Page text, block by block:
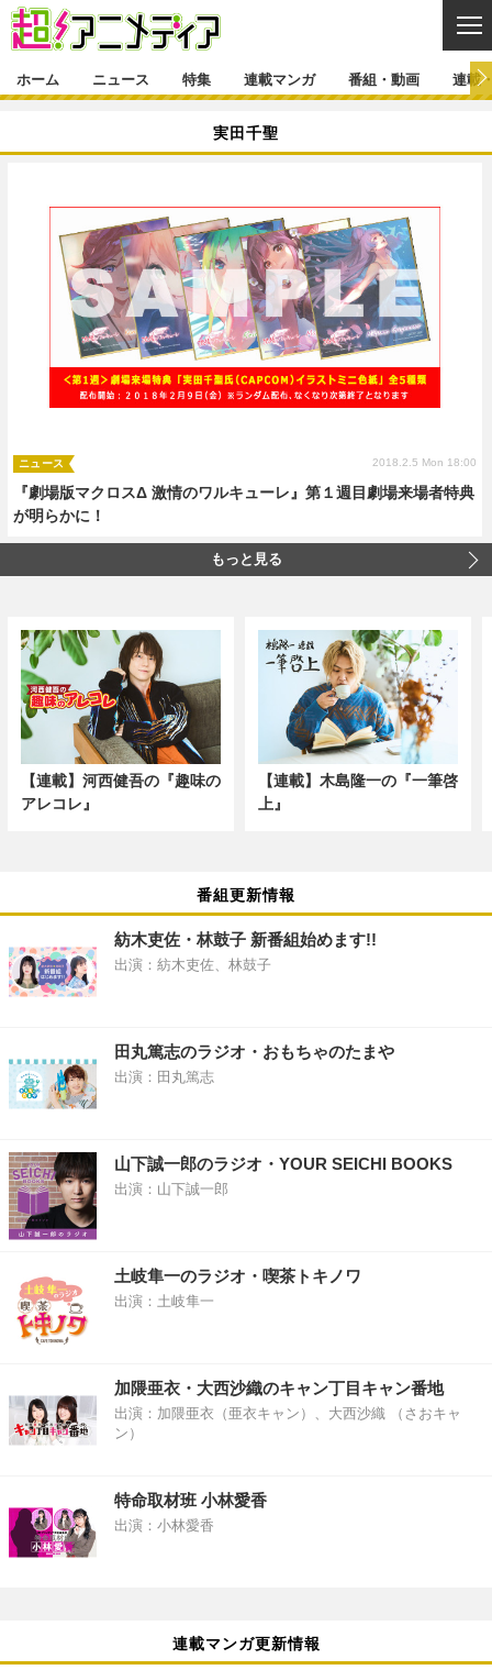
ゲーム・アプリ マンガ
映画 音楽
グッズ イベント
声優 コスプレ
舞台 新帝スタ
特集一覧 カバー
インタビュー レポート
ラキりす
連載マンガ一覧 連載一覧
番組・動画
番組・動画一覧 ラジオ
動画
連載・ブログ
連載・ブログ一覧 コラム
編集部ブログ・お知らせ
ホーム ニュース 特集 連載マンガ 番組・動画 連載
実田千聖
『劇場版マクロスΔ 激情のワルキューレ』第１週目劇場来場者特典
が明らかに！
ニュース 2018.2.5 Mon 18:00
もっと見る
【連載】河西健吾の『趣味の
アレコレ』
【連載】木島隆一の『一筆啓
上』
番組更新情報
紡木吏佐・林鼓子 新番組始めます!!
出演：紡木吏佐、林鼓子
田丸篤志のラジオ・おもちゃのたまや
出演：田丸篤志
山下誠一郎のラジオ・YOUR SEICHI BOOKS
出演：山下誠一郎
土岐隼一のラジオ・喫茶トキノワ
出演：土岐隼一
加隈亜衣・大西沙織のキャン丁目キャン番地
出演：加隈亜衣（亜衣キャン）、大西沙織 （さおキャ
ン）
特命取材班 小林愛香
出演：小林愛香
連載マンガ更新情報